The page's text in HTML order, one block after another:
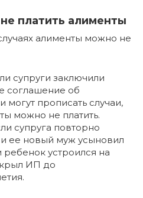
платить алименты
алименты можно не
супруги заключили
соглашение об
могут прописать случаи,
можно не платить.
супруга повторно
ее новый муж усыновил
ребенок устроился на
ИП до